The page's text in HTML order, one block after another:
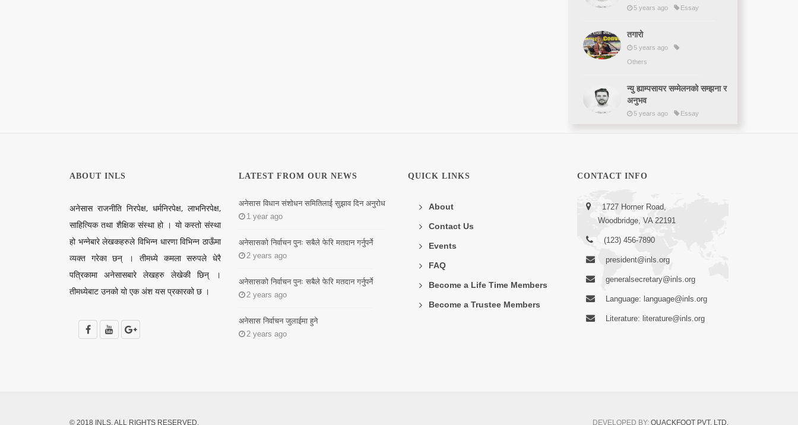
5 years ago Essay
तगारो
5 years ago
Others
न्यु ह्याम्पसायर सम्मेलनको सम्झना र
अनुभव
5 years ago Essay
ABOUT INLS
अनेसास राजनीति निरपेक्ष, धर्मनिरपेक्ष, लाभनिरपेक्ष,
साहित्यिक तथा शैक्षिक संस्था हो । यो कस्तो संस्था
हो भन्नेबारे लेखकहरुले विभिन्न धारणा विभिन्न ठाऊँमा
व्यक्त गरेका छन् । तीमध्ये कमला सरुपले धेरै
पत्रिकामा अनेसासबारे लेखहरु लेखेकी छिन् ।
तीमध्येबाट उनको यो एक अंश यस प्रकारको छ ।
LATEST FROM OUR NEWS
अनेसास विधान संशोधन समितिलाई सुझाव दिन अनुरोध
1 year ago
अनेसासको निर्वाचन पुनः सबैले फेरि मतदान गर्नुपर्ने
2 years ago
अनेसासको निर्वाचन पुनः सबैले फेरि मतदान गर्नुपर्ने
2 years ago
अनेसास निर्वाचन जुलाईमा हुने
2 years ago
QUICK LINKS
About
Contact Us
Events
FAQ
Become a Life Time Members
Become a Trustee Members
CONTACT INFO
1727 Horner Road,
Woodbridge, VA 22191
(123) 456-7890
president@inls.org
generalsecretary@inls.org
Language: language@inls.org
Literature: literature@inls.org
© 2018 INLS. ALL RIGHTS RESERVED. DEVELOPED BY: QUACKFOOT PVT. LTD.